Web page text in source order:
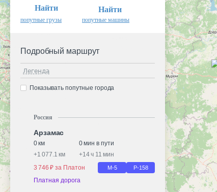
Найти
попутные грузы
Найти
попутные машины
Подробный маршрут
Легенда
Показывать попутные города
Россия
Арзамас
0 км
0 мин в пути
+1 077.1 км +14 ч 11 мин
3 746 ₽ за Платон
М-5 Р-158
Платная дорога